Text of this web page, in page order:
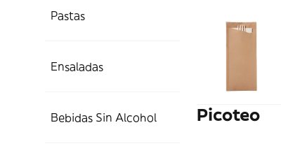
Pastas
Ensaladas
Bebidas Sin Alcohol Picoteo